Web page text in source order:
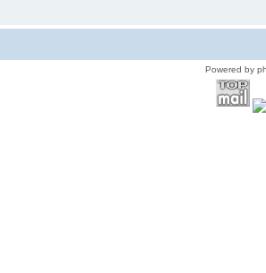
Powered by